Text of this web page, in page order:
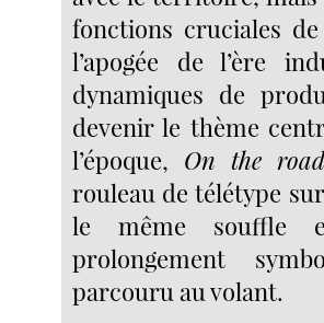
fonctions cruciales
l’apogée de l’ère
dynamiques de
devenir le thème
l’époque, On the
rouleau de télétype
le même souffle
prolongement
parcouru au volant.